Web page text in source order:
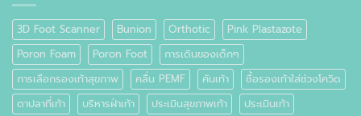
3D Foot Scanner Bunion Orthotic
Pink Plastazote
Poron Foam
Poron Foot
การเดินของเด็กๆ
การเลือกรองเท้าสุขภาพ
คลื่น PEMF คันเท้า
ซื้อรองเท้าใส่ช่วงโควิด
ตาปลาที่เท้า
บริหารฝ่าเท้า ประเมินสุขภาพเท้า
ประเมินเท้า